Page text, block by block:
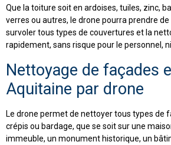
Que la toiture soit en ardoises, tuiles, zinc,
verres ou autres, le drone pourra prendre
survoler tous types de couvertures et la
rapidement, sans risque pour le personnel,
Nettoyage de façades
Aquitaine par drone
Le drone permet de nettoyer tous types de
crépis ou bardage, que se soit sur une
immeuble, un monument historique, un